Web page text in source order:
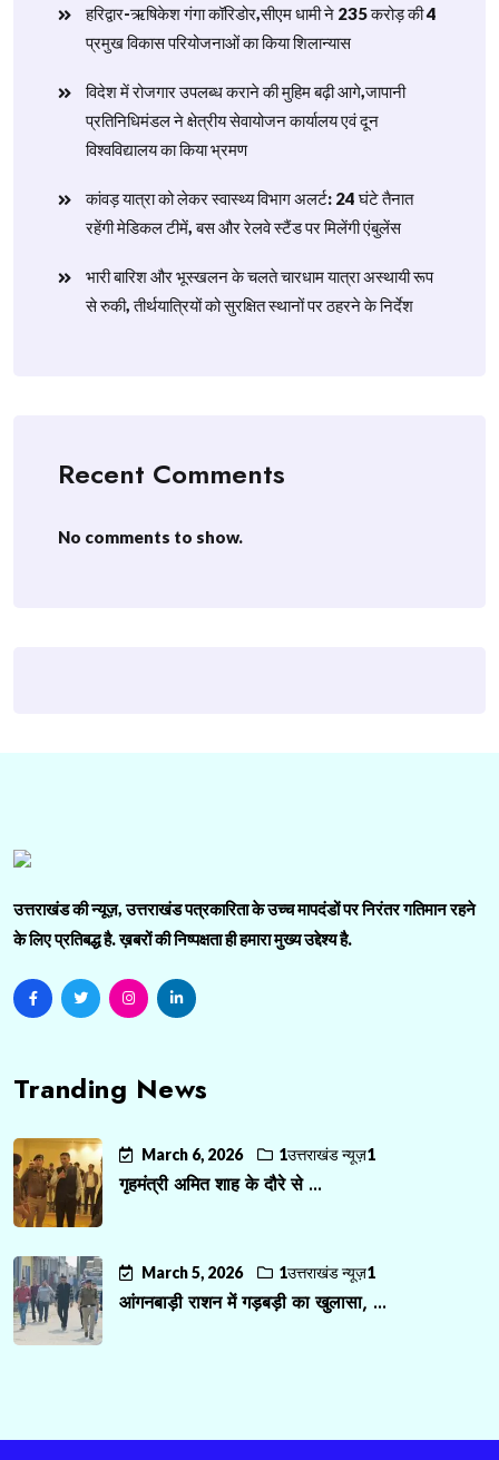
हरिद्वार-ऋषिकेश गंगा कॉरिडोर,सीएम धामी ने 235 करोड़ की 4
प्रमुख विकास परियोजनाओं का किया शिलान्यास
विदेश में रोजगार उपलब्ध कराने की मुहिम बढ़ी आगे,जापानी
प्रतिनिधिमंडल ने क्षेत्रीय सेवायोजन कार्यालय एवं दून
विश्वविद्यालय का किया भ्रमण
​कांवड़ यात्रा को लेकर स्वास्थ्य विभाग अलर्ट: 24 घंटे तैनात
रहेंगी मेडिकल टीमें, बस और रेलवे स्टैंड पर मिलेंगी एंबुलेंस
​भारी बारिश और भूस्खलन के चलते चारधाम यात्रा अस्थायी रूप
से रुकी, तीर्थयात्रियों को सुरक्षित स्थानों पर ठहरने के निर्देश
Recent Comments
No comments to show.
उत्तराखंड की न्यूज़, उत्तराखंड पत्रकारिता के उच्च मापदंडों पर निरंतर गतिमान रहने
के लिए प्रतिबद्ध है. ख़बरों की निष्पक्षता ही हमारा मुख्य उद्देश्य है.
Tranding News
March 6, 2026 1उत्तराखंड न्यूज़1
गृहमंत्री अमित शाह के दौरे से ...
March 5, 2026 1उत्तराखंड न्यूज़1
आंगनबाड़ी राशन में गड़बड़ी का खुलासा, ...